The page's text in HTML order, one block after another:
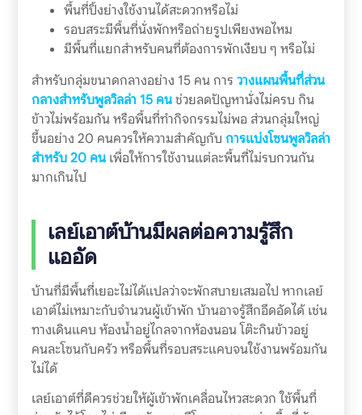
พื้นที่ปิ้งย่างใช้งานได้สะดวกหรือไม่
รอบสระมีพื้นที่นั่งพักหรือถ่ายรูปเพียงพอไหม
มีพื้นที่แยกสำหรับคนที่ต้องการพักเงียบ ๆ หรือไม่
สำหรับกลุ่มขนาดกลางอย่าง 15 คน การ วางแผนพื้นที่ส่วน
กลางสำหรับพูลวิลล่า 15 คนช่วยลดปัญหานั่งไม่ครบ กิน
ข้าวไม่พร้อมกัน หรือพื้นที่ทำกิจกรรมไม่พอ ส่วนกลุ่มใหญ่
ขึ้นอย่าง 20 คนควรให้ความสำคัญกับ การแบ่งโซนพูลวิลล่า
สำหรับ 20 คนเพื่อให้การใช้งานแต่ละพื้นที่ไม่รบกวนกัน
มากเกินไป
เลย์เอาต์บ้านมีผลต่อความรู้สึก
แออัด
บ้านที่มีพื้นที่เยอะไม่ได้แปลว่าจะพักสบายเสมอไป หากเลย์
เอาต์ไม่เหมาะกับจำนวนผู้เข้าพัก บ้านอาจรู้สึกอึดอัดได้ เช่น
ทางเดินแคบ ห้องน้ำอยู่ไกลจากห้องนอน โต๊ะกินข้าวอยู่
คนละโซนกับครัว หรือพื้นที่รอบสระแคบจนใช้งานพร้อมกัน
ไม่ได้
เลย์เอาต์ที่ดีควรช่วยให้ผู้เข้าพักเคลื่อนไหวสะดวก ใช้พื้นที่